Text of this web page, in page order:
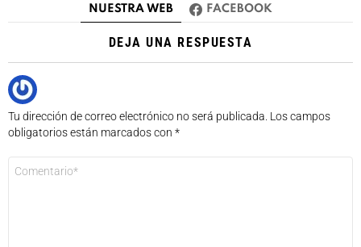
NUESTRA WEB FACEBOOK
DEJA UNA RESPUESTA
Tu dirección de correo electrónico no será publicada. Los campos
obligatorios están marcados con *